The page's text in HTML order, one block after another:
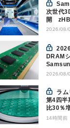
Samsung、FMS 2026で
次世代
開
NAND
2026/08/
2026年第2四半期の
DRAM
争構図
2026/08/
第4四半
比30％
NAND
14時間前